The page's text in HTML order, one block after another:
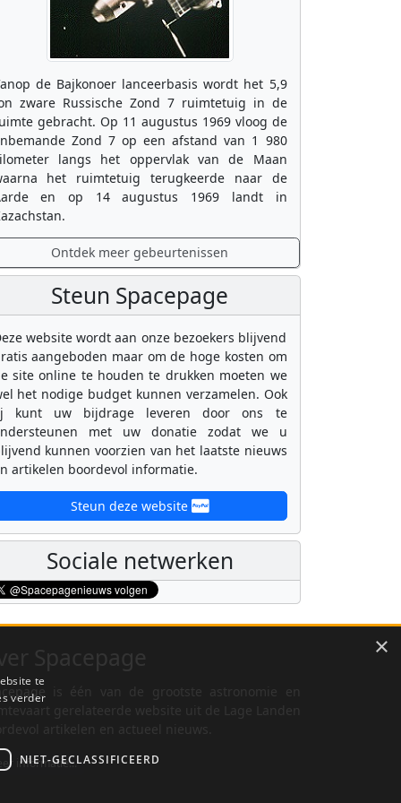
de Bajkonoer lanceerbasis wordt het 5,9
zware Russische Zond 7 ruimtetuig in de
gebracht. Op 11 augustus 1969 vloog de
Zond 7 op een afstand van 1 980
langs het oppervlak van de Maan
het ruimtetuig terugkeerde naar de
en op 14 augustus 1969 landt in
Ontdek meer gebeurtenissen
Steun Spacepage
website wordt aan onze bezoekers blijvend
aangeboden maar om de hoge kosten om
site online te houden te drukken moeten we
het nodige budget kunnen verzamelen. Ook
kunt uw bijdrage leveren door ons te
met uw donatie zodat we u
kunnen voorzien van het laatste nieuws
artikelen boordevol informatie.
Steun deze website
Sociale netwerken
is één van de grootste astronomie en
informatie...
×
te
verder
NIET-GECLASSIFICEERD